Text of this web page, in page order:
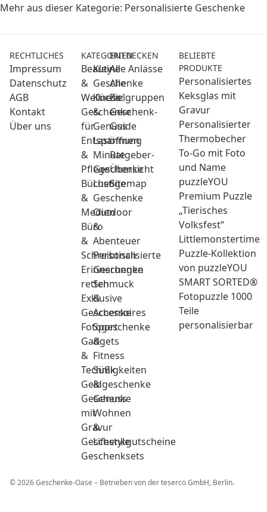
Mehr aus dieser Kategorie: Personalisierte Geschenke
RECHTLICHES
Impressum
Datenschutz
AGB
Kontakt
Über uns
KATEGORIEN
Beauty
&
Wellness:
Geschenke
für
Entspannung
&
Pflege
Bücher
&
Medien
Büro
&
Schreibtisch
Erinnerungen
retten
Exklusive
Geschenke
Fotogeschenke
Gadgets
&
Technik
Geldgeschenke
Geschenke
mit
Gravur
Geschenkgutscheine
Geschenksets
Kleine
Geschenke
Küche
&
Genuss
Last
Minute
Geschenke
Lustige
Geschenke
Outdoor
&
Abenteuer
Personalisierte
Geschenke
Schmuck
&
Accessoires
Sport
&
Fitness
Süßigkeiten
&
Genuss
Wohnen
&
Lifestyle
ENTDECKEN
Alle Anlässe
Alle
Zielgruppen
Geschenk-
Guide
öffnen
Ratgeber-
Übersicht
Sitemap
BELIEBTE
PRODUKTE
Personalisiertes
Keksglas mit
Gravur
Personalisierter
Thermobecher
To-Go mit Foto
und Name
puzzleYOU
Premium Puzzle
„Tierisches
Volksfest“
Littlemonstertime
Puzzle-Kollektion
von puzzleYOU
SMART SORTED®
Fotopuzzle 1000
Teile
personalisierbar
© 2026 Geschenke-Oase – Betrieben von der teserco GmbH, Berlin.